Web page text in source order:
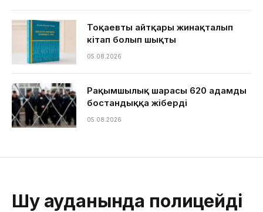
Тоқаевтың айтқары жинақталып
кітап болып шықты
05.08.2026
Рақымшылық шарасы 620 адамды
бостандыққа жіберді
05.08.2026
Шу ауданында полицейді